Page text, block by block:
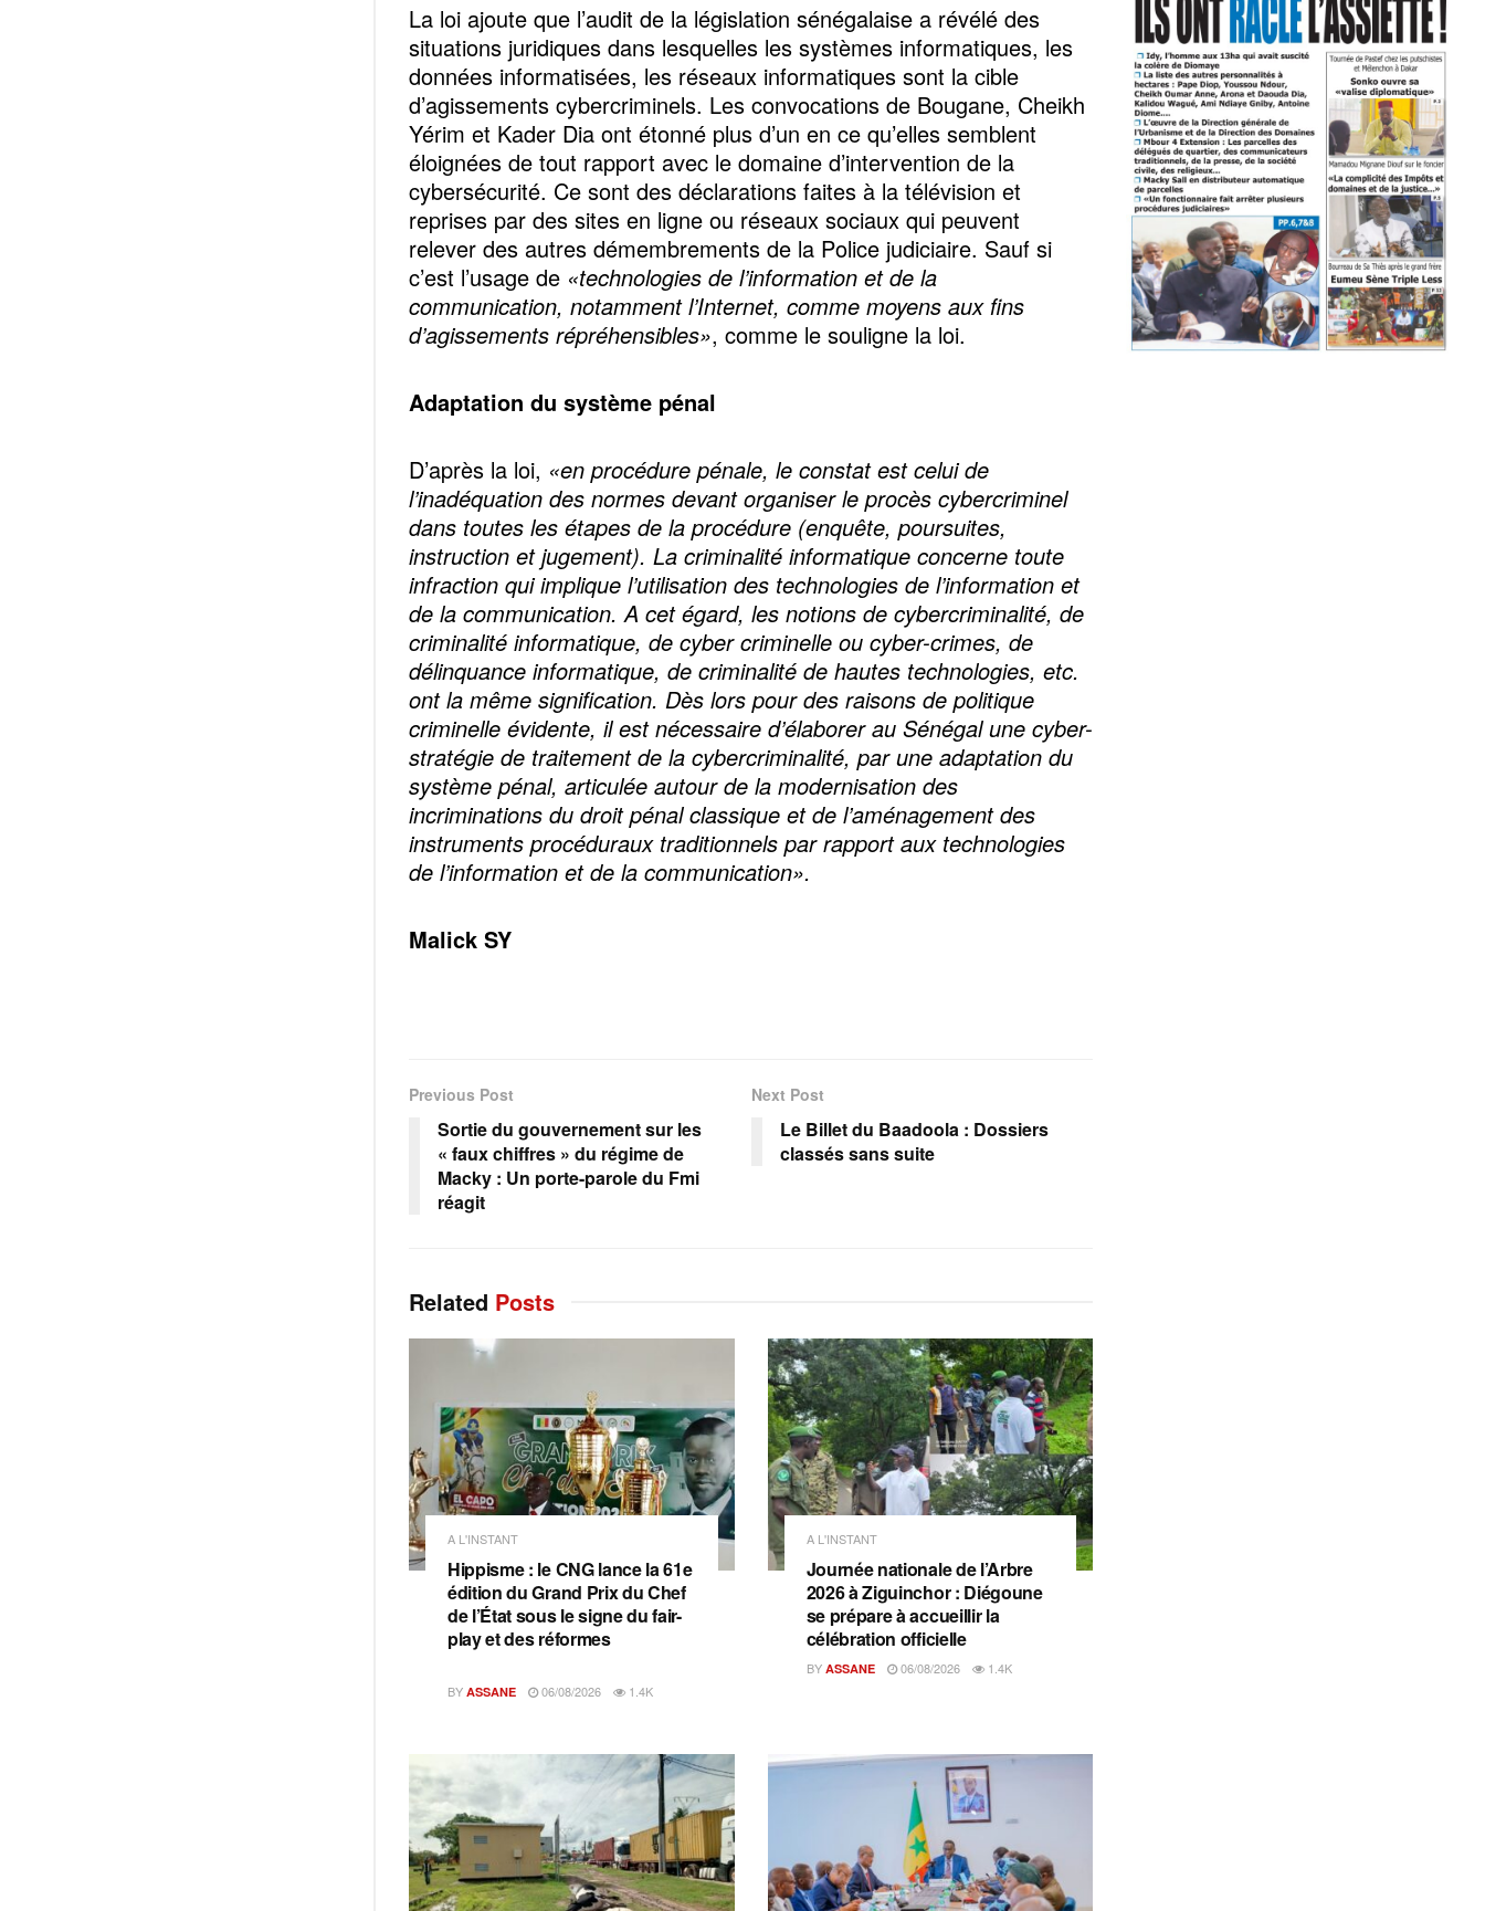
La loi ajoute que l’audit de la législation sénégalaise a révélé des
situations juridiques dans lesquelles les systèmes informatiques, les
données informatisées, les réseaux informatiques sont la cible
d’agissements cybercriminels. Les convocations de Bougane, Cheikh
Yérim et Kader Dia ont étonné plus d’un en ce qu’elles semblent
éloignées de tout rapport avec le domaine d’intervention de la
cybersécurité. Ce sont des déclarations faites à la télévision et
reprises par des sites en ligne ou réseaux sociaux qui peuvent
relever des autres démembrements de la Police judiciaire. Sauf si
c’est l’usage de «technologies de l’information et de la
communication, notamment l’Internet, comme moyens aux fins
d’agissements répréhensibles», comme le souligne la loi.
Adaptation du système pénal
D’après la loi, «en procédure pénale, le constat est celui de
l’inadéquation des normes devant organiser le procès cybercriminel
dans toutes les étapes de la procédure (enquête, poursuites,
instruction et jugement). La criminalité informatique concerne toute
infraction qui implique l’utilisation des technologies de l’information et
de la communication. A cet égard, les notions de cybercriminalité, de
criminalité informatique, de cyber criminelle ou cyber-crimes, de
délinquance informatique, de criminalité de hautes technologies, etc.
ont la même signification. Dès lors pour des raisons de politique
criminelle évidente, il est nécessaire d’élaborer au Sénégal une cyber-
stratégie de traitement de la cybercriminalité, par une adaptation du
système pénal, articulée autour de la modernisation des
incriminations du droit pénal classique et de l’aménagement des
instruments procéduraux traditionnels par rapport aux technologies
de l’information et de la communication».
Malick SY
Previous Post
Sortie du gouvernement sur les
« faux chiffres » du régime de
Macky : Un porte-parole du Fmi
réagit
Next Post
Le Billet du Baadoola : Dossiers
classés sans suite
Related Posts
A L'INSTANT
Hippisme : le CNG lance la 61e
édition du Grand Prix du Chef
de l’État sous le signe du fair-
play et des réformes
BY ASSANE 06/08/2026 1.4K
A L'INSTANT
Journée nationale de l’Arbre
2026 à Ziguinchor : Diégoune
se prépare à accueillir la
célébration officielle
BY ASSANE 06/08/2026 1.4K